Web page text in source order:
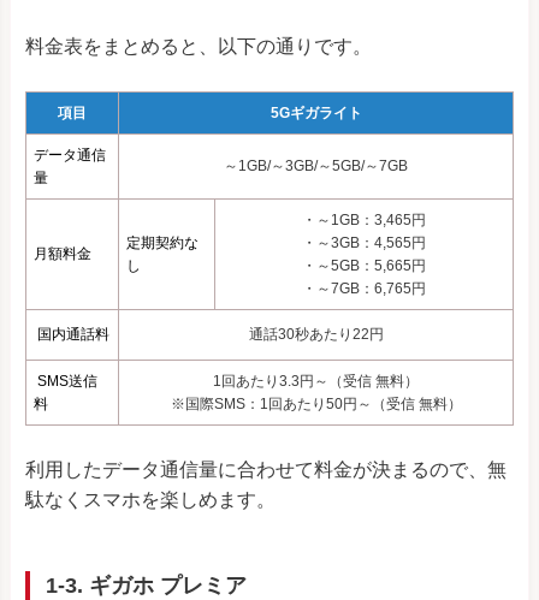
料金表をまとめると、以下の通りです。
項目 5Gギガライト
データ通信
量
～1GB/～3GB/～5GB/～7GB
月額料金
定期契約な
し
・～1GB：3,465円
・～3GB：4,565円
・～5GB：5,665円
・～7GB：6,765円
国内通話料 通話30秒あたり22円
SMS送信
料
1回あたり3.3円～（受信 無料）
※国際SMS：1回あたり50円～（受信 無料）
利用したデータ通信量に合わせて料金が決まるので、無
駄なくスマホを楽しめます。
1-3. ギガホ プレミア